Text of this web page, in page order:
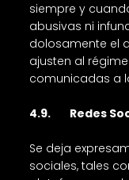
siempre y
abusivas ni
dolosamente el
ajusten al
comunicadas a
4.9. Redes
Se deja
sociales, tales